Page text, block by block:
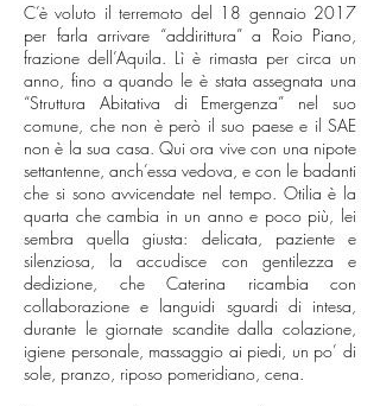
C’è voluto il terremoto del 18 gennaio 2017
per farla arrivare “addirittura” a Roio Piano,
frazione dell’Aquila. Lì è rimasta per circa un
anno, fino a quando le è stata assegnata una
“Struttura Abitativa di Emergenza” nel suo
comune, che non è però il suo paese e il SAE
non è la sua casa. Qui ora vive con una nipote
settantenne, anch’essa vedova, e con le badanti
che si sono avvicendate nel tempo. Otilia è la
quarta che cambia in un anno e poco più, lei
sembra quella giusta: delicata, paziente e
silenziosa, la accudisce con gentilezza e
dedizione, che Caterina ricambia con
collaborazione e languidi sguardi di intesa,
durante le giornate scandite dalla colazione,
igiene personale, massaggio ai piedi, un po’ di
sole, pranzo, riposo pomeridiano, cena.